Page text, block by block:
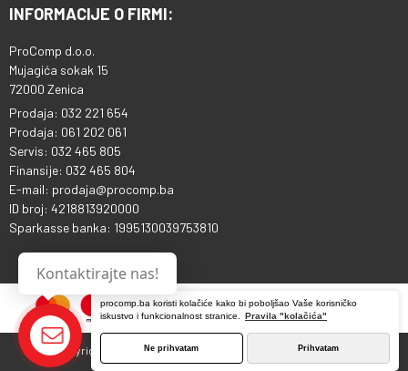
procomp.ba koristi kolačiće kako bi poboljšao Vaše korisničko
iskustvo i funkcionalnost stranice.
Pravila "kolačića"
Ne prihvatam Prihvatam
INFORMACIJE O FIRMI:
ProComp d.o.o.
Mujagića sokak 15
72000 Zenica
Prodaja: 032 221 654
Prodaja: 061 202 061
Servis: 032 465 805
Finansije: 032 465 804
E-mail: prodaja@procomp.ba
ID broj: 4218813920000
Sparkasse banka: 1995130039753810
Copyright © 2013 - 2026 ProComp d.o.o. Sva prava pridržana.
Kontaktirajte nas!